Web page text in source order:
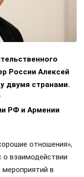
России Алексей
двумя странами.
РФ и Армении
отношения»,
о взаимодействии
мероприятий в